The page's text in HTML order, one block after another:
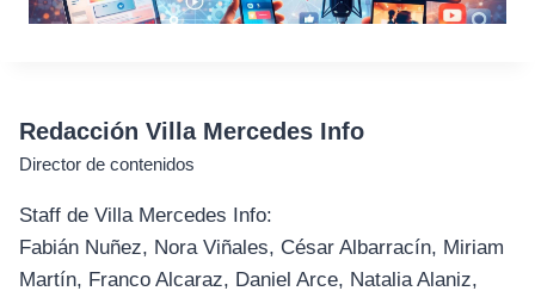
Redacción Villa Mercedes Info
Director de contenidos
Staff de Villa Mercedes Info:
Fabián Nuñez, Nora Viñales, César Albarracín, Miriam
Martín, Franco Alcaraz, Daniel Arce, Natalia Alaniz,